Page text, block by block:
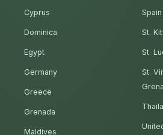
Cyprus
Dominica
Egypt
Germany
Greece
Grenada
Maldives
Spain
St.
St.
St.